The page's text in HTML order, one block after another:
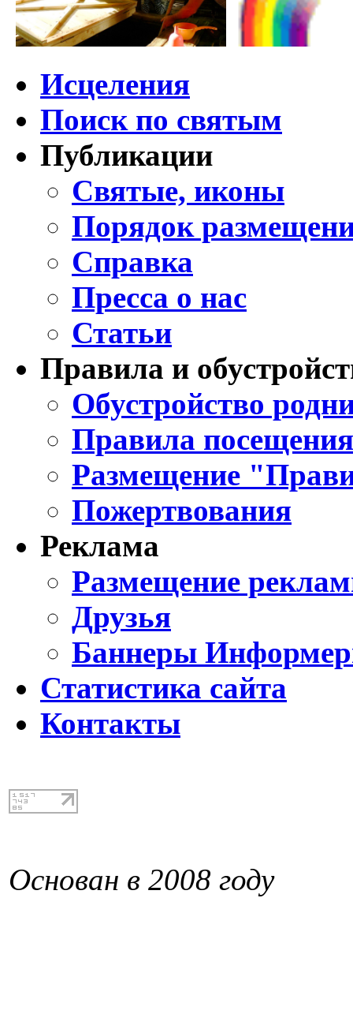
Исцеления
Поиск по святым
Публикации
Святые, иконы
Порядок
Справка
Пресса о нас
Статьи
Правила и
Обустройство
Правила
Размещение
Пожертвования
Реклама
Размещение
Друзья
Баннеры
Статистика сайта
Контакты
Основан в 2008 году